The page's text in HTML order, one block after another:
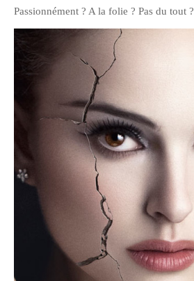
avril 2016
janvier 2016
octobre 2014
octobre 2012
septembre 2012
Passionnément ? A la folie ? Pas du tout ?